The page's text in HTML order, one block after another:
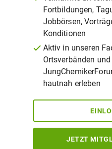
Fortbildungen,
Jobbörsen,
Konditionen
Aktiv in unseren
Ortsverbänden
hautnah erleben
JETZT